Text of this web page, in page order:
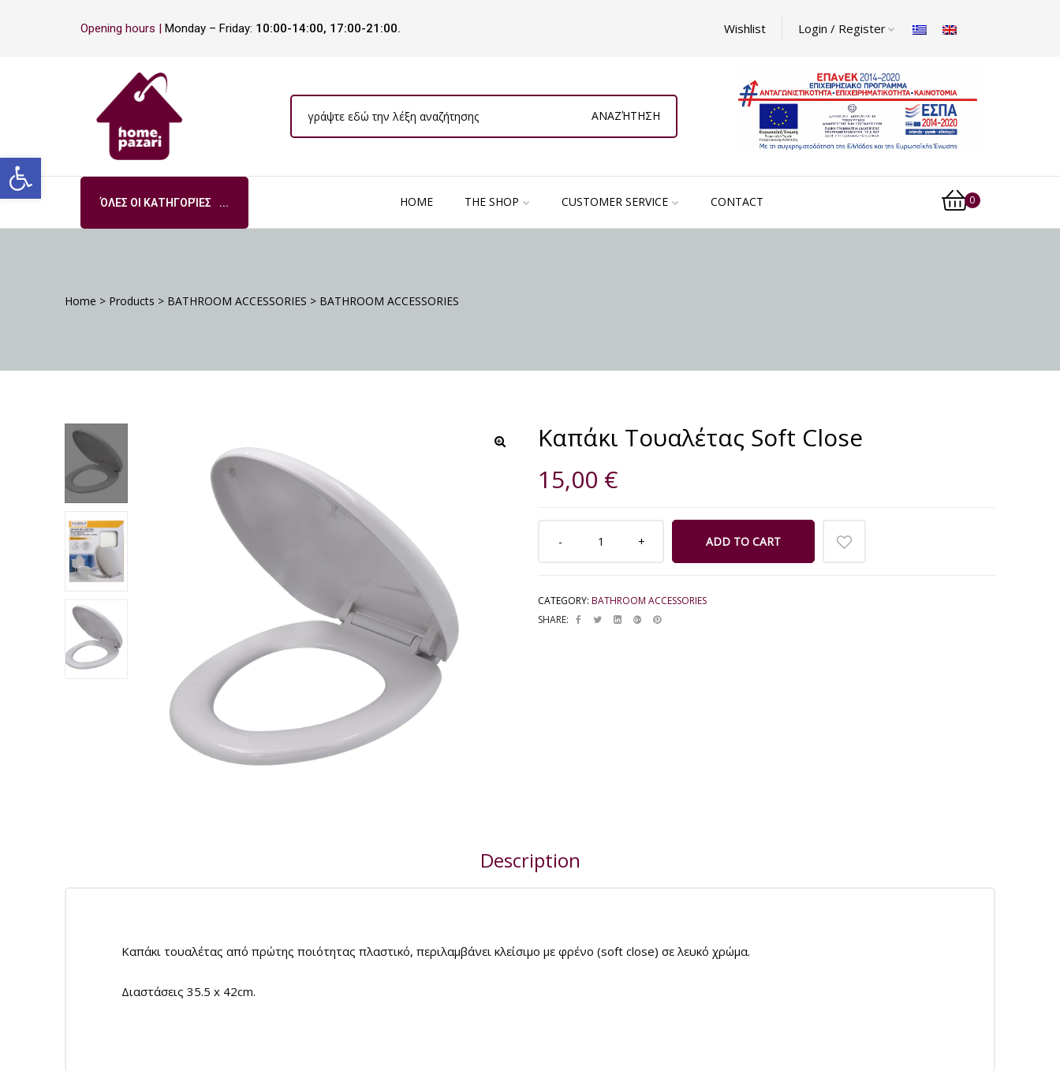
Open toolbar
Opening hours | Monday – Friday: 10:00-14:00, 17:00-21:00. Wishlist Login / Register
ΑΝΑΖΉΤΗΣΗ
ΌΛΕΣ ΟΙ ΚΑΤΗΓΟΡΊΕΣ HOME THE SHOP CUSTOMER SERVICE CONTACT 0
Home > Products > BATHROOM ACCESSORIES > BATHROOM ACCESSORIES
Καπάκι Τουαλέτας Soft Close
15,00 €
ADD TO CART
CATEGORY: BATHROOM ACCESSORIES
SHARE:
Description
Καπάκι τουαλέτας από πρώτης ποιότητας πλαστικό, περιλαμβάνει κλείσιμο με φρένο (soft close) σε λευκό χρώμα.
Διαστάσεις 35.5 x 42cm.